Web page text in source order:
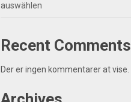
auswählen
Recent Comments
Der er ingen kommentarer at vise.